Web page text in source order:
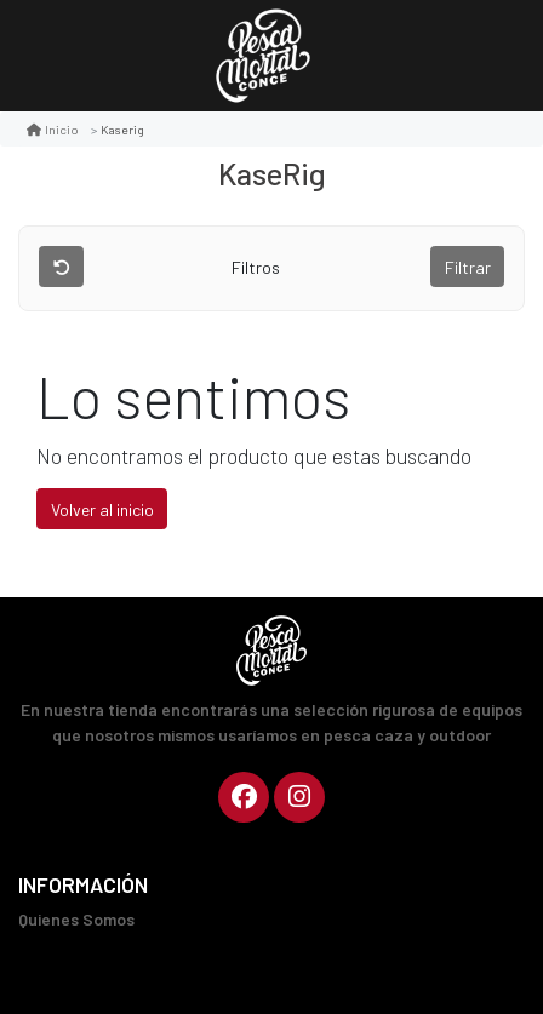
Inicio Kaserig
KaseRig
Filtros Filtrar
Lo sentimos
No encontramos el producto que estas buscando
Volver al inicio
En nuestra tienda encontrarás una selección rigurosa de equipos
que nosotros mismos usaríamos en pesca caza y outdoor
INFORMACIÓN
Quienes Somos